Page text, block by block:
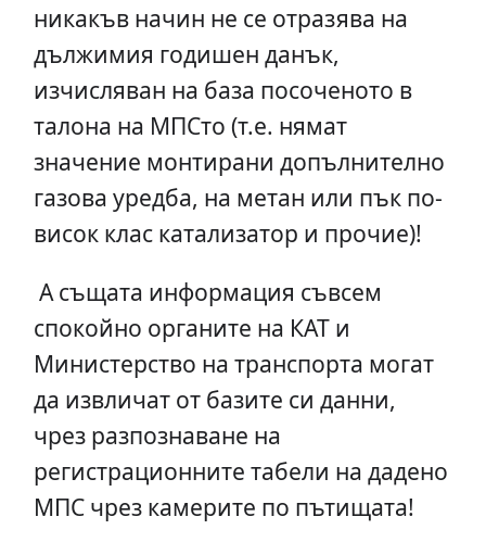
никакъв начин не се отразява на
дължимия годишен данък,
изчисляван на база посоченото в
талона на МПСто (т.е. нямат
значение монтирани допълнително
газова уредба, на метан или пък по-
висок клас катализатор и прочие)!
А същата информация съвсем
спокойно органите на КАТ и
Министерство на транспорта могат
да извличат от базите си данни,
чрез разпознаване на
регистрационните табели на дадено
МПС чрез камерите по пътищата!